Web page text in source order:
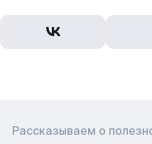
Рассказываем о